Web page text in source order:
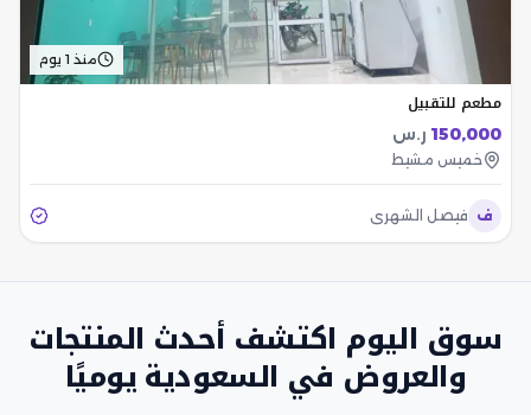
منذ 1 يوم
مطعم للتقبيل
150,000 ر.س
خميس مشيط
ف فيصل الشهري
سوق اليوم اكتشف أحدث المنتجات
والعروض في السعودية يوميًا